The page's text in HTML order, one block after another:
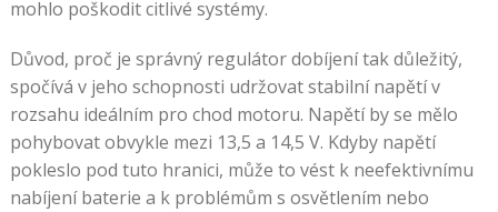
mohlo poškodit citlivé systémy.
Důvod, proč je správný regulátor dobíjení tak důležitý,
spočívá v jeho schopnosti udržovat stabilní napětí v
rozsahu ideálním pro chod motoru. Napětí by se mělo
pohybovat obvykle mezi 13,5 a 14,5 V. Kdyby napětí
pokleslo pod tuto hranici, může to vést k neefektivnímu
nabíjení baterie a k problémům s osvětlením nebo